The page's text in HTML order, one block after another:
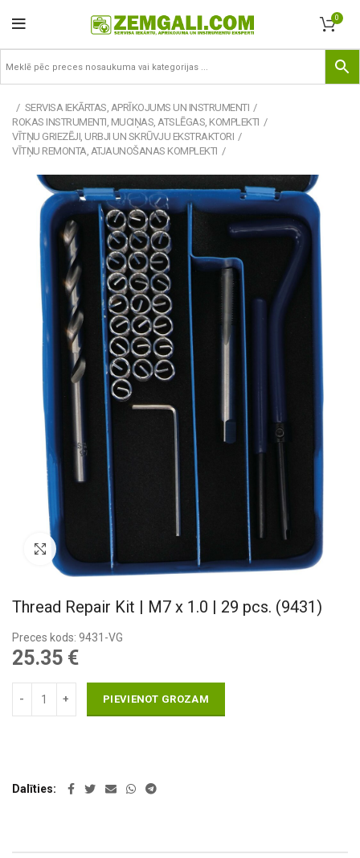
0
SERVISA IEKĀRTAS, APRĪKOJUMS UN INSTRUMENTI
ROKAS INSTRUMENTI, MUCIŅAS, ATSLĒGAS, KOMPLEKTI
VĪTŅU GRIEZĒJI, URBJI UN SKRŪVJU EKSTRAKTORI
VĪTŅU REMONTA, ATJAUNOŠANAS KOMPLEKTI
Pietuvināt
Thread Repair Kit | M7 x 1.0 | 29 pcs. (9431)
Preces kods: 9431-VG
25.35 €
PIEVIENOT GROZAM
Dalīties